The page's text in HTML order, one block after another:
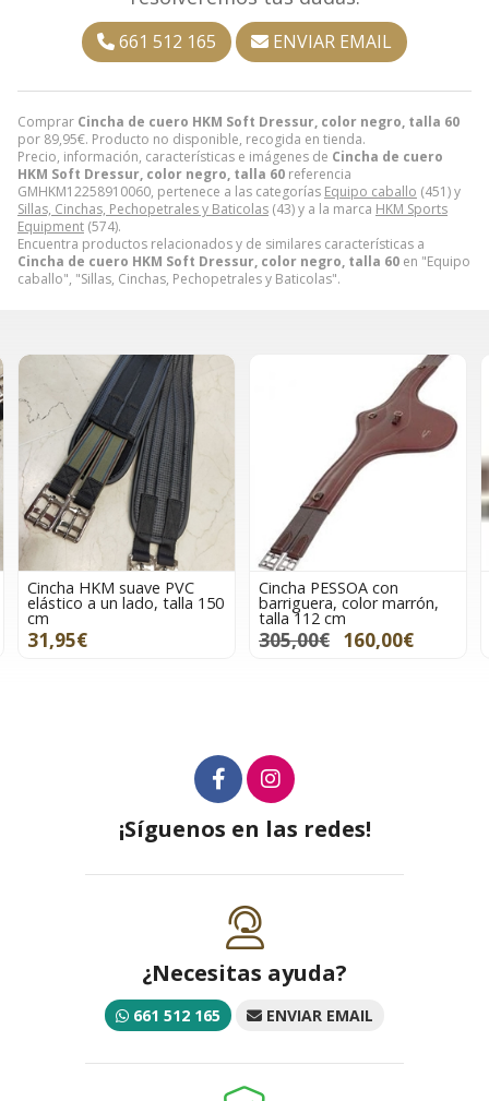
Comprar Cincha de cuero HKM Soft Dressur, color negro, talla 60
por 89,95€. Producto no disponible, recogida en tienda.
Precio, información, características e imágenes de Cincha de cuero
HKM Soft Dressur, color negro, talla 60 referencia
GMHKM12258910060, pertenece a las categorías Equipo caballo (451) y
Sillas, Cinchas, Pechopetrales y Baticolas (43) y a la marca HKM Sports
Equipment (574).
Encuentra productos relacionados y de similares características a
Cincha de cuero HKM Soft Dressur, color negro, talla 60 en "Equipo
caballo", "Sillas, Cinchas, Pechopetrales y Baticolas".
661 512 165 ENVIAR EMAIL
Cincha PESSOA con
barriguera, color marrón,
talla 112 cm
305,00€
Cincha ZANDONÁ carbon
air SENSITIVE+ STUD,
color marrón, talla 130 cm
301,00€
¡Síguenos en las redes!
¿Necesitas ayuda?
661 512 165 ENVIAR EMAIL